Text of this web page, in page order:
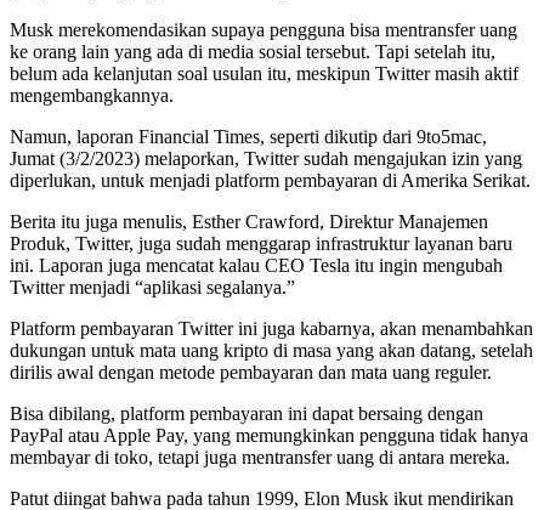
Musk merekomendasikan supaya pengguna bisa mentransfer uang
ke orang lain yang ada di media sosial tersebut. Tapi setelah itu,
belum ada kelanjutan soal usulan itu, meskipun Twitter masih aktif
mengembangkannya.
Namun, laporan Financial Times, seperti dikutip dari 9to5mac,
Jumat (3/2/2023) melaporkan, Twitter sudah mengajukan izin yang
diperlukan, untuk menjadi platform pembayaran di Amerika Serikat.
Berita itu juga menulis, Esther Crawford, Direktur Manajemen
Produk, Twitter, juga sudah menggarap infrastruktur layanan baru
ini. Laporan juga mencatat kalau CEO Tesla itu ingin mengubah
Twitter menjadi “aplikasi segalanya.”
Platform pembayaran Twitter ini juga kabarnya, akan menambahkan
dukungan untuk mata uang kripto di masa yang akan datang, setelah
dirilis awal dengan metode pembayaran dan mata uang reguler.
Bisa dibilang, platform pembayaran ini dapat bersaing dengan
PayPal atau Apple Pay, yang memungkinkan pengguna tidak hanya
membayar di toko, tetapi juga mentransfer uang di antara mereka.
Patut diingat bahwa pada tahun 1999, Elon Musk ikut mendirikan